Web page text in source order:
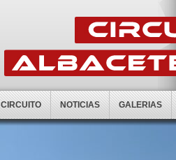
CIRCUITO NOTICIAS GALERIAS